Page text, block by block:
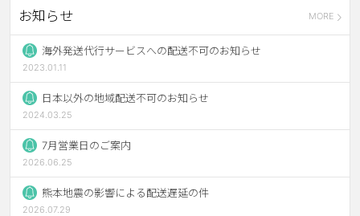
ブラウン
グレー
ブラック
ヘーゼル
グリーン
ブルー
ピンク
透明
ハロウィンカラコン
ケア用品
お知らせ
海外発送代行サービスへの配送不可のお知らせ
2023.01.11
日本以外の地域配送不可のお知らせ
2024.03.25
7月営業日のご案内
2026.06.25
熊本地震の影響による配送遅延の件
2026.07.29
MORE